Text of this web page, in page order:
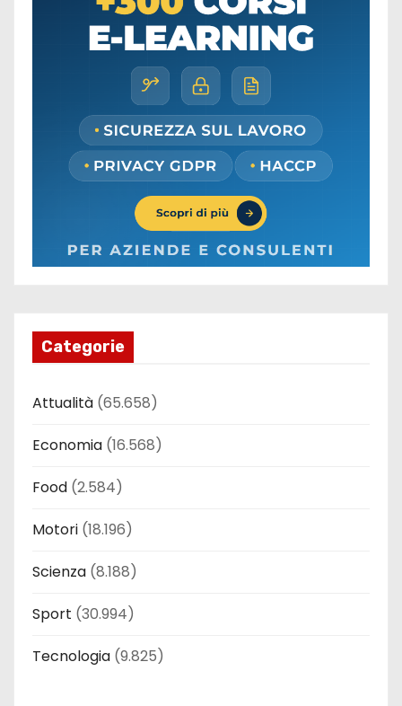
Categorie
Attualità (65.658)
Economia (16.568)
Food (2.584)
Motori (18.196)
Scienza (8.188)
Sport (30.994)
Tecnologia (9.825)